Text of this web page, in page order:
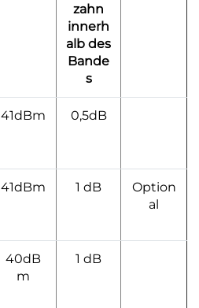
zahn
innerh
alb des
Bande
s
41dBm 0,5dB
41dBm 1 dB
Option
al
40dB
m
1 dB